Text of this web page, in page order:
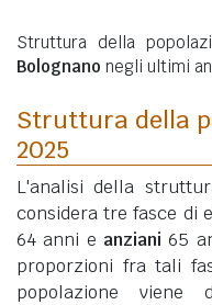
Struttura della
Bolognano negli ultimi
Struttura della
2025
L'analisi della
considera tre fasce di
64 anni e anziani 65
proporzioni fra tali
popolazione